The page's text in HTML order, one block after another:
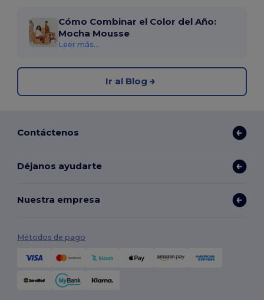
Cómo Combinar el Color del Año:
Mocha Mousse
Leer más...
Ir al Blog
Contáctenos
Déjanos ayudarte
Nuestra empresa
Métodos de pago